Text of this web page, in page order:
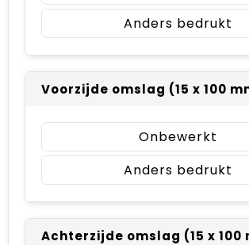
Anders bedrukt
Voorzijde omslag (15 x 100
Onbewerkt
Anders bedrukt
Achterzijde omslag (15 x 100